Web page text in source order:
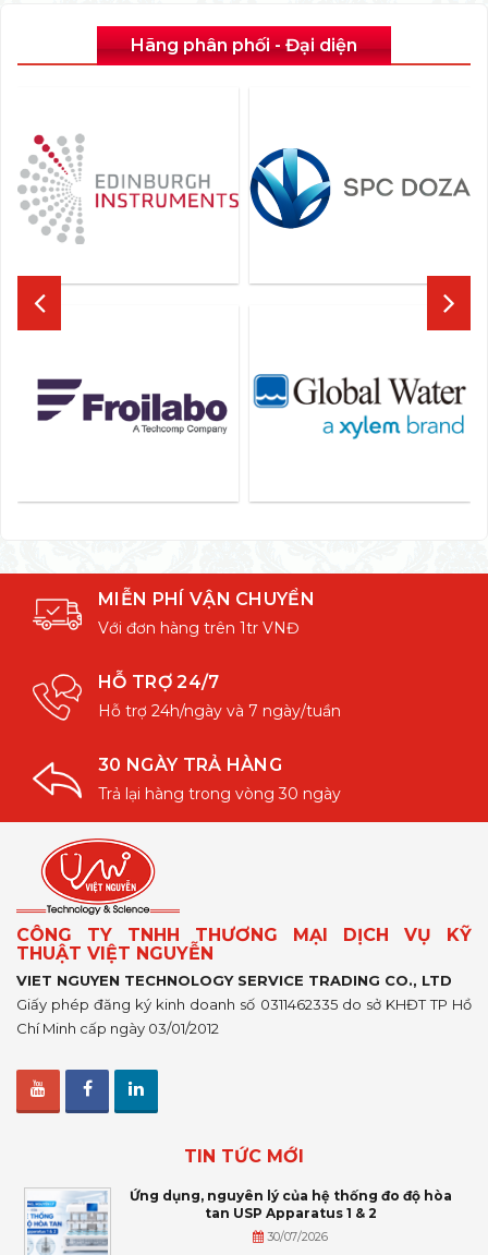
Hãng phân phối - Đại diện
MIỄN PHÍ VẬN CHUYỂN
Với đơn hàng trên 1tr VNĐ
HỖ TRỢ 24/7
Hỗ trợ 24h/ngày và 7 ngày/tuần
30 NGÀY TRẢ HÀNG
Trả lại hàng trong vòng 30 ngày
CÔNG TY TNHH THƯƠNG MẠI DỊCH VỤ KỸ
THUẬT VIỆT NGUYỄN
VIET NGUYEN TECHNOLOGY SERVICE TRADING CO., LTD
Giấy phép đăng ký kinh doanh số 0311462335 do sở KHĐT TP Hồ
Chí Minh cấp ngày 03/01/2012
TIN TỨC MỚI
Ứng dụng, nguyên lý của hệ thống đo độ hòa
tan USP Apparatus 1 & 2
30/07/2026